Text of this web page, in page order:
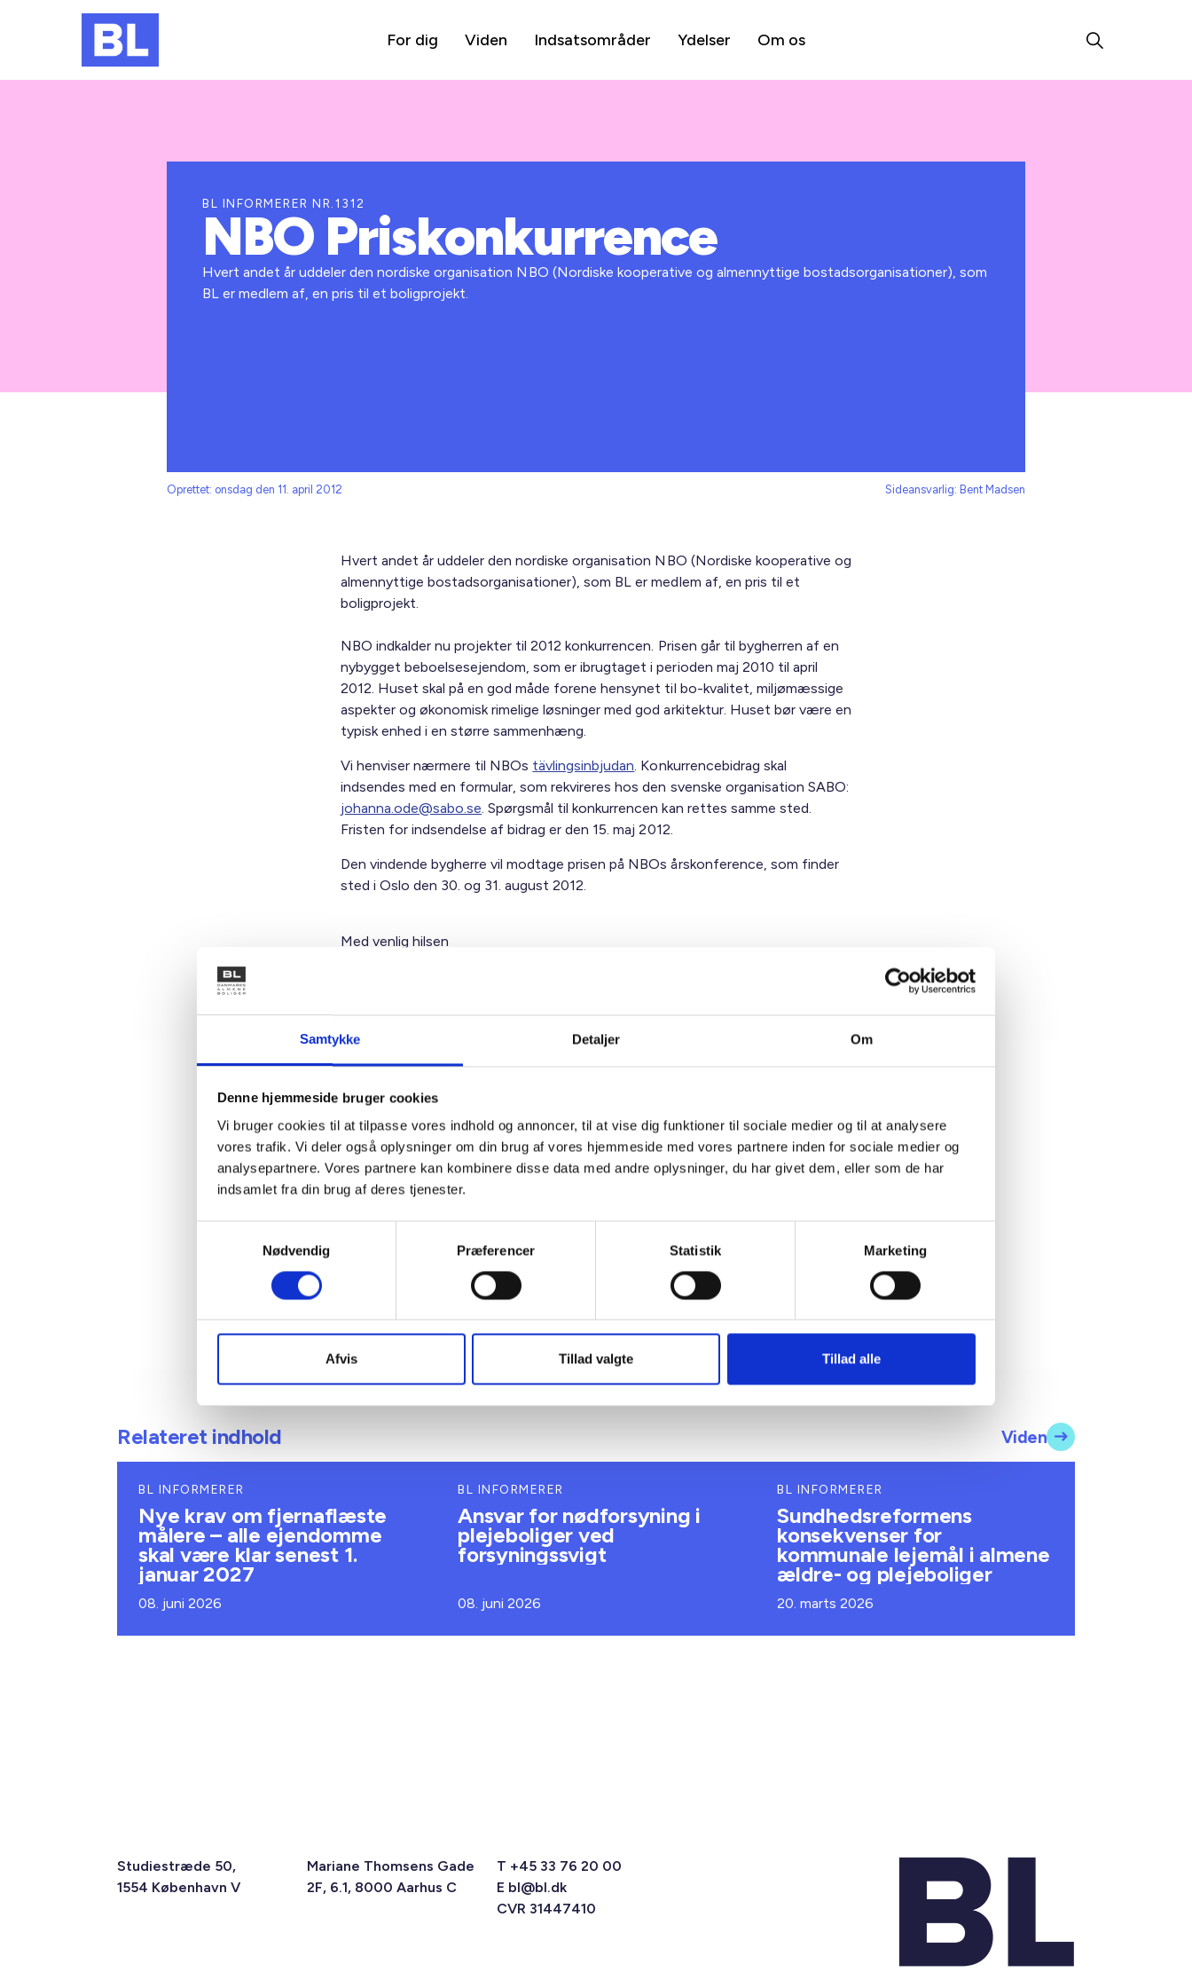
Samtykke Detaljer Om
Denne hjemmeside bruger cookies
Vi bruger cookies til at tilpasse vores indhold og annoncer, til at vise dig funktioner til sociale medier og til at analysere
vores trafik. Vi deler også oplysninger om din brug af vores hjemmeside med vores partnere inden for sociale medier og
analysepartnere. Vores partnere kan kombinere disse data med andre oplysninger, du har givet dem, eller som de har
indsamlet fra din brug af deres tjenester.
Nødvendig
Præferencer Statistik Marketing
Afvis Tillad valgte Tillad alle
For dig Viden Indsatsområder Ydelser Om os
BL INFORMERER NR.1312
NBO Priskonkurrence
Hvert andet år uddeler den nordiske organisation NBO (Nordiske kooperative og almennyttige bostadsorganisationer), som
BL er medlem af, en pris til et boligprojekt.
Oprettet: onsdag den 11. april 2012 Sideansvarlig: Bent Madsen
Hvert andet år uddeler den nordiske organisation NBO (Nordiske kooperative og
almennyttige bostadsorganisationer), som BL er medlem af, en pris til et
boligprojekt.
NBO indkalder nu projekter til 2012 konkurrencen. Prisen går til bygherren af en
nybygget beboelsesejendom, som er ibrugtaget i perioden maj 2010 til april
2012. Huset skal på en god måde forene hensynet til bo-kvalitet, miljømæssige
aspekter og økonomisk rimelige løsninger med god arkitektur. Huset bør være en
typisk enhed i en større sammenhæng.
Vi henviser nærmere til NBOs tävlingsinbjudan. Konkurrencebidrag skal
indsendes med en formular, som rekvireres hos den svenske organisation SABO:
johanna.ode@sabo.se. Spørgsmål til konkurrencen kan rettes samme sted.
Fristen for indsendelse af bidrag er den 15. maj 2012.
Den vindende bygherre vil modtage prisen på NBOs årskonference, som finder
sted i Oslo den 30. og 31. august 2012.
Med venlig hilsen
Kontakt
Bent Madsen
Adm. direktør
Tlf: 28 88 18 77
Relateret indhold Viden
BL INFORMERER
Nye krav om fjernaflæste
målere – alle ejendomme
skal være klar senest 1.
januar 2027
08. juni 2026
BL INFORMERER
Ansvar for nødforsyning i
plejeboliger ved
forsyningssvigt
08. juni 2026
BL INFORMERER
Sundhedsreformens
konsekvenser for
kommunale lejemål i almene
ældre- og plejeboliger
20. marts 2026
Studiestræde 50,
1554 København V
Mariane Thomsens Gade
2F, 6.1, 8000 Aarhus C
T +45 33 76 20 00
E bl@bl.dk
CVR 31447410